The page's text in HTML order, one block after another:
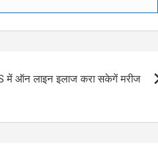
में ऑन लाइन इलाज करा सकेगें मरीज